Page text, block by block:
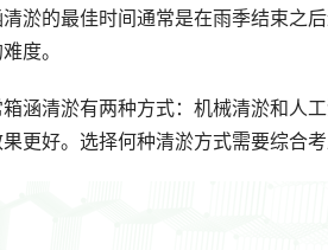
淤的最佳时间通常是在雨季结束之
度。
涵清淤有两种方式：机械清淤和人
更好。选择何种清淤方式需要综合